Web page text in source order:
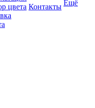
цвета Контакты Ещё